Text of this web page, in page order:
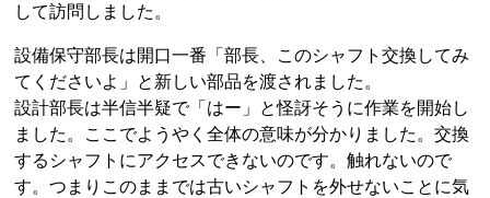
して訪問しました。
設備保守部長は開口一番「部長、このシャフト交換してみ
てくださいよ」と新しい部品を渡されました。
設計部長は半信半疑で「はー」と怪訝そうに作業を開始し
ました。ここでようやく全体の意味が分かりました。交換
するシャフトにアクセスできないのです。触れないので
す。つまりこのままでは古いシャフトを外せないことに気